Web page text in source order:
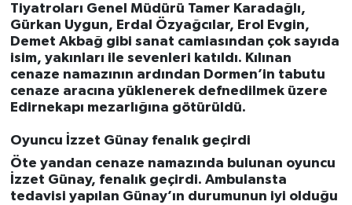
Tiyatroları Genel Müdürü Tamer Karadağlı,
Gürkan Uygun, Erdal Özyağcılar, Erol Evgin,
Demet Akbağ gibi sanat camiasından çok sayıda
isim, yakınları ile sevenleri katıldı. Kılınan
cenaze namazının ardından Dormen’in tabutu
cenaze aracına yüklenerek defnedilmek üzere
Edirnekapı mezarlığına götürüldü.
Oyuncu İzzet Günay fenalık geçirdi
Öte yandan cenaze namazında bulunan oyuncu
İzzet Günay, fenalık geçirdi. Ambulansta
tedavisi yapılan Günay’ın durumunun iyi olduğu